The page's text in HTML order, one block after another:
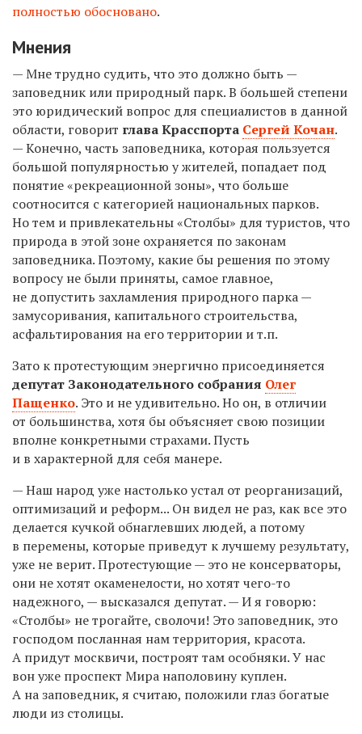
полностью обосновано.
Мнения
— Мне трудно судить, что это должно быть —
заповедник или природный парк. В большей степени
это юридический вопрос для специалистов в данной
области, говорит глава Красспорта Сергей Кочан.
— Конечно, часть заповедника, которая пользуется
большой популярностью у жителей, попадает под
понятие «рекреационной зоны», что больше
соотносится с категорией национальных парков.
Но тем и привлекательны «Столбы» для туристов, что
природа в этой зоне охраняется по законам
заповедника. Поэтому, какие бы решения по этому
вопросу не были приняты, самое главное,
не допустить захламления природного парка —
замусоривания, капитального строительства,
асфальтирования на его территории и т.п.
Зато к протестующим энергично присоединяется
депутат Законодательного собрания Олег
Пащенко. Это и не удивительно. Но он, в отличии
от большинства, хотя бы объясняет свою позиции
вполне конкретными страхами. Пусть
и в характерной для себя манере.
— Наш народ уже настолько устал от реорганизаций,
оптимизаций и реформ... Он видел не раз, как все это
делается кучкой обнаглевших людей, а потому
в перемены, которые приведут к лучшему результату,
уже не верит. Протестующие — это не консерваторы,
они не хотят окаменелости, но хотят чего-то
надежного, — высказался депутат. — И я говорю:
«Столбы» не трогайте, сволочи! Это заповедник, это
господом посланная нам территория, красота.
А придут москвичи, построят там особняки. У нас
вон уже проспект Мира наполовину куплен.
А на заповедник, я считаю, положили глаз богатые
люди из столицы.